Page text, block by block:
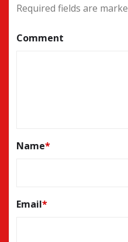
Required fields are
Comment
Name*
Email*